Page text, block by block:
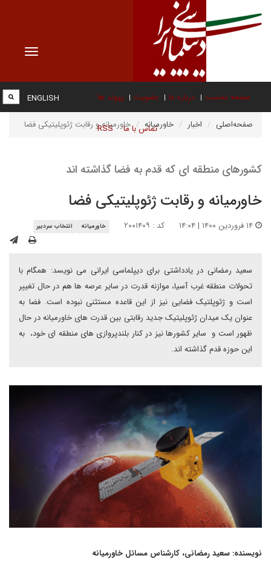
Toggle
صفحه نخست درباره ما عضویت پیوند ها
تماس با ما RSS
ENGLISH
صفحه‌اصلی اخبار خاورمیانه خاورمیانه و رقابت ژئوپلیتیکی فضا
کشورهای منطقه ای که قدم به فضا گذاشته اند
خاورمیانه و رقابت ژئوپلیتیکی فضا
کد : ۲۰۰۱۴۰۹ خاورمیانه انتخاب سردبیر
سعید رمضانی در یادداشتی برای دیپلماسی ایرانی می نویسد: همگام با
تحولات منطقه غرب آسیا، موازنه قدرت در سایر عرصه ها هم در حال تغییر
است و ژئوپلتیک فضایی نیز از این قاعده مستثنی نبوده است. فضا به
عنوان یک میدان ژئوپلیتیک جدید رقابتی بین قدرت های خاورمیانه در حال
ظهور است و سایر کشورها نیز در کنار بلندپروازی های منطقه ای خود، به
این حوزه قدم گذاشته اند.
نویسنده: سعید رمضانی، کارشناس مسائل خاورمیانه